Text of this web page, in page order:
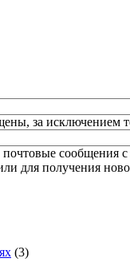
за исключением
сообщения с
для получения
(3)